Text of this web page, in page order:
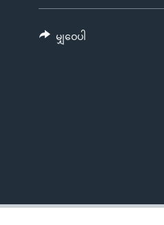
ကျော်
တရုတ်
အစ္စရေး-ပါလက်စတိုင်း
ရပ်ဝန်းတခု လမ်းတခု အလွန်
အင်္ဂလိပ်စာလေ့လာမယ်
မျှဝေပါ